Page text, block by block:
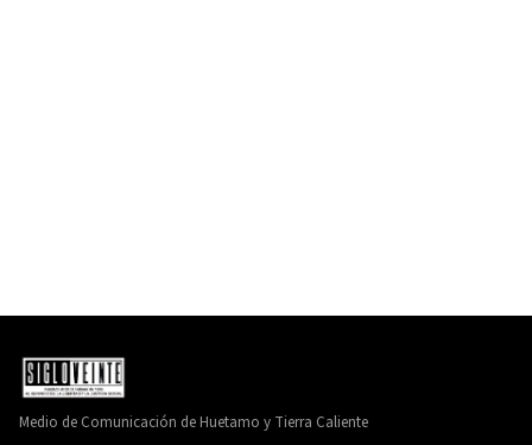
Medio de Comunicación de Huetamo y Tierra Caliente